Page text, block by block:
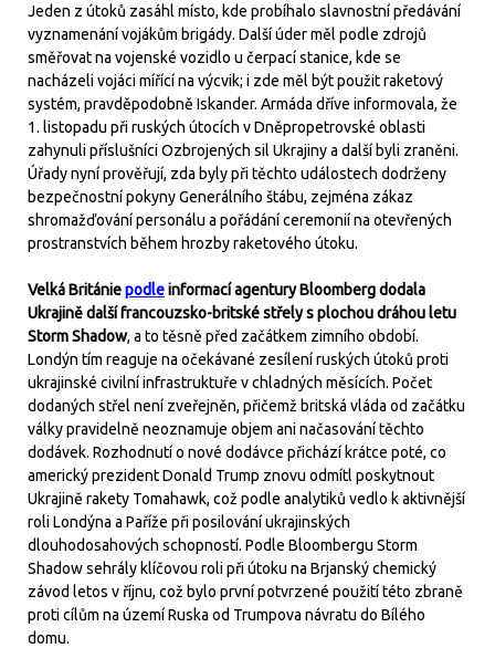
Jeden z útoků zasáhl místo, kde probíhalo slavnostní předávání
vyznamenání vojákům brigády. Další úder měl podle zdrojů
směřovat na vojenské vozidlo u čerpací stanice, kde se
nacházeli vojáci mířící na výcvik; i zde měl být použit raketový
systém, pravděpodobně Iskander. Armáda dříve informovala, že
1. listopadu při ruských útocích v Dněpropetrovské oblasti
zahynuli příslušníci Ozbrojených sil Ukrajiny a další byli zraněni.
Úřady nyní prověřují, zda byly při těchto událostech dodrženy
bezpečnostní pokyny Generálního štábu, zejména zákaz
shromažďování personálu a pořádání ceremonií na otevřených
prostranstvích během hrozby raketového útoku.
Velká Britániepodleinformací agentury Bloomberg dodala
Ukrajině další francouzsko-britské střely s plochou dráhou letu
Storm Shadow, a to těsně před začátkem zimního období.
Londýn tím reaguje na očekávané zesílení ruských útoků proti
ukrajinské civilní infrastruktuře v chladných měsících. Počet
dodaných střel není zveřejněn, přičemž britská vláda od začátku
války pravidelně neoznamuje objem ani načasování těchto
dodávek. Rozhodnutí o nové dodávce přichází krátce poté, co
americký prezident Donald Trump znovu odmítl poskytnout
Ukrajině rakety Tomahawk, což podle analytiků vedlo k aktivnější
roli Londýna a Paříže při posilování ukrajinských
dlouhodosahových schopností. Podle Bloombergu Storm
Shadow sehrály klíčovou roli při útoku na Brjanský chemický
závod letos v říjnu, což bylo první potvrzené použití této zbraně
proti cílům na území Ruska od Trumpova návratu do Bílého
domu.